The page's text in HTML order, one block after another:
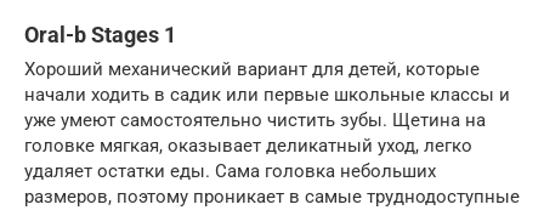
Oral-b Stages 1
Хороший механический вариант для детей, которые
начали ходить в садик или первые школьные классы и
уже умеют самостоятельно чистить зубы. Щетина на
головке мягкая, оказывает деликатный уход, легко
удаляет остатки еды. Сама головка небольших
размеров, поэтому проникает в самые труднодоступные